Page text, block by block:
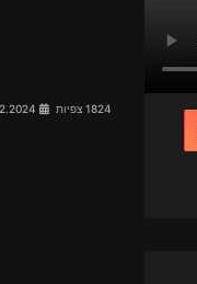
1824 צפיות